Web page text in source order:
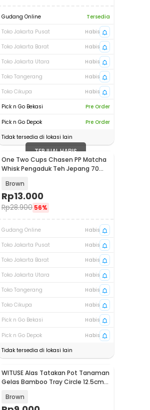
Gudang Online
Tersedia
Toko Jakarta Pusat
Habis
Toko Jakarta Barat
Habis
Toko Jakarta Utara
Habis
Toko Tangerang
Habis
Toko Cikupa
Habis
Pick n Go Bekasi
Pre Order
Pick n Go Depok
Pre Order
Tidak tersedia di lokasi lain
TERJUAL HABIS
One Two Cups Chasen PP Matcha
Whisk Pengaduk Teh Jepang 70
Brown
Rp13.000
Rp28.900 56%
Gudang Online
Habis
Toko Jakarta Pusat
Habis
Toko Jakarta Barat
Habis
Toko Jakarta Utara
Habis
Toko Tangerang
Habis
Toko Cikupa
Habis
Pick n Go Bekasi
Habis
Pick n Go Depok
Habis
Tidak tersedia di lokasi lain
WITUSE Alas Tatakan Pot Tanaman
Gelas Bamboo Tray Circle 12.5cm 1
Brown